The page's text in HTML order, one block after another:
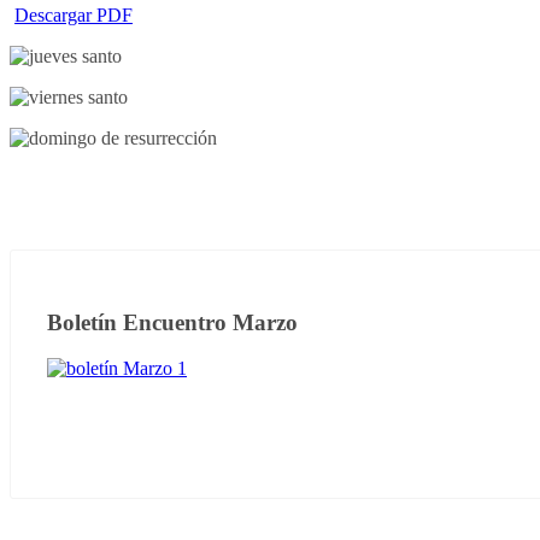
Descargar PDF
Boletín Encuentro Marzo